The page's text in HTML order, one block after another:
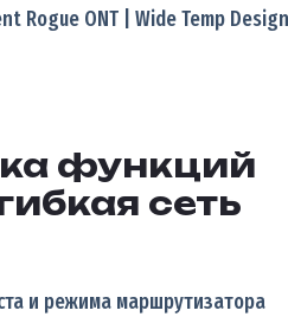
Rogue ONT | Wide Temp Design
функций
сеть
и режима маршрутизатора